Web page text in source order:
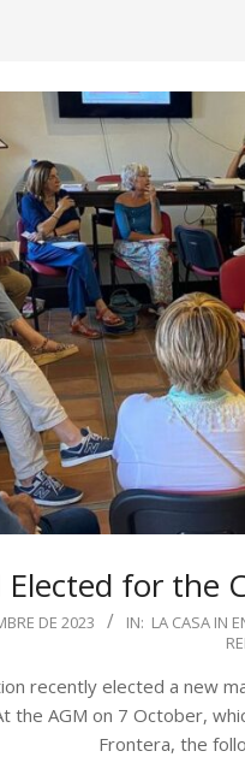
for the
DE 2023 IN: LA CASA IN
recently elected a new
AGM on 7 October,
Frontera, the